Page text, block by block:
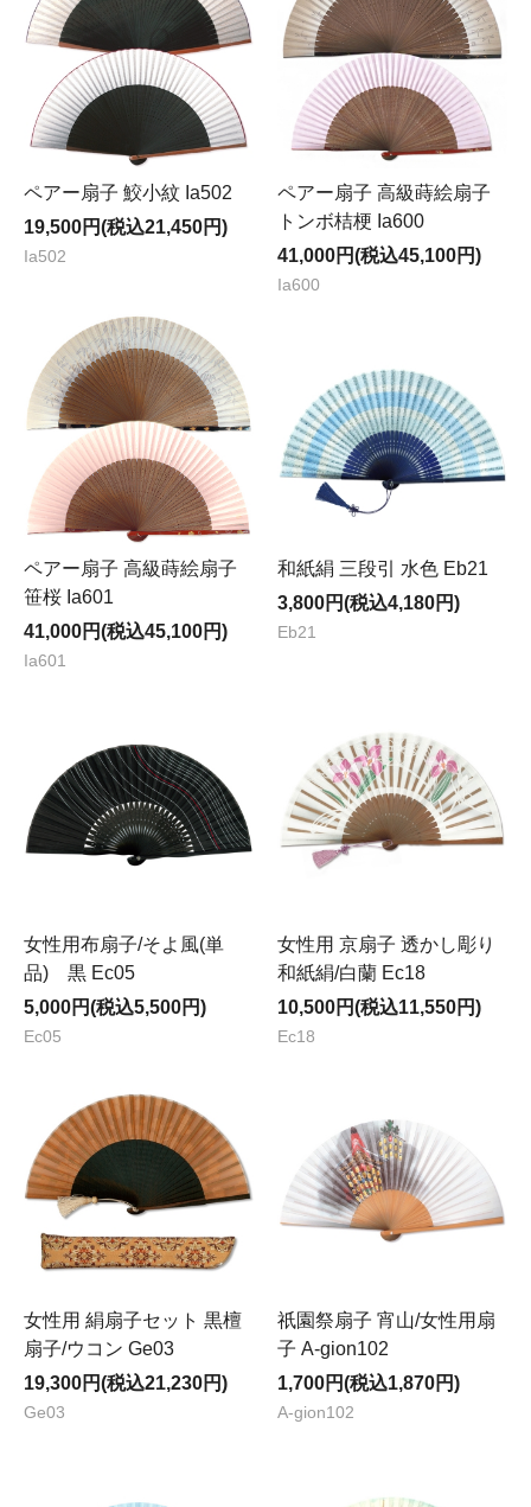
ペアー扇子 鮫小紋 Ia502
19,500円(税込21,450円)
Ia502
ペアー扇子 高級蒔絵扇子
トンボ桔梗 Ia600
41,000円(税込45,100円)
Ia600
ペアー扇子 高級蒔絵扇子
笹桜 Ia601
41,000円(税込45,100円)
Ia601
和紙絹 三段引 水色 Eb21
3,800円(税込4,180円)
Eb21
女性用布扇子/そよ風(単
品) 黒 Ec05
5,000円(税込5,500円)
Ec05
女性用 京扇子 透かし彫り
和紙絹/白蘭 Ec18
10,500円(税込11,550円)
Ec18
女性用 絹扇子セット 黒檀
扇子/ウコン Ge03
19,300円(税込21,230円)
Ge03
祇園祭扇子 宵山/女性用扇
子 A-gion102
1,700円(税込1,870円)
A-gion102